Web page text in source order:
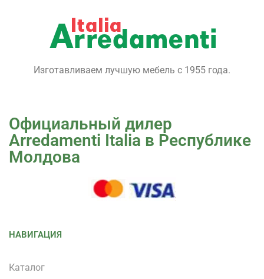
Изготавливаем лучшую мебель с 1955 года.
Официальный дилер
Arredamenti Italia в Республике
Молдова
НАВИГАЦИЯ
Каталог